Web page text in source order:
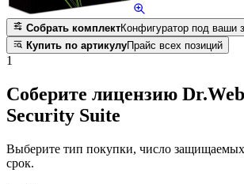
Собрать комплектКонфигуратор под ваши
Купить по артикулуПрайс всех позиций
1
Соберите лицензию
Security Suite
Выберите тип покупки, число защищаемых
срок.